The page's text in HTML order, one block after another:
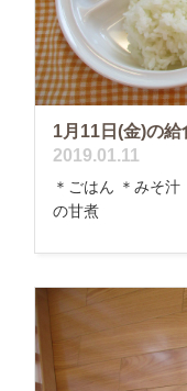
1月11日(金)の
2019.01.11
＊ごはん ＊みそ
の甘煮